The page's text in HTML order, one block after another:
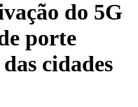
do 5G
porte
cidades